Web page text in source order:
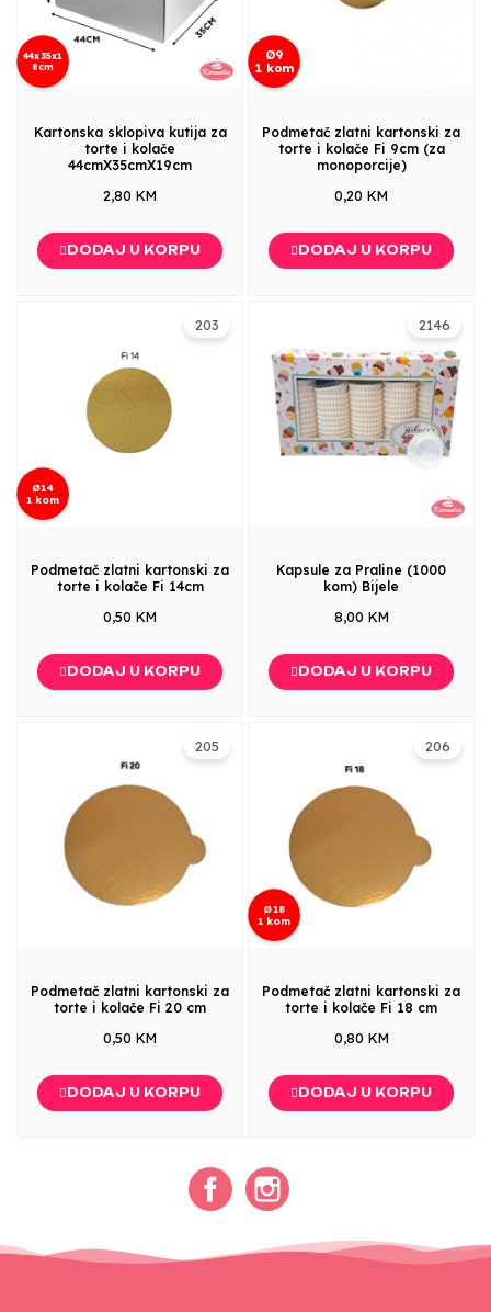
44x35x1
8cm
Kartonska sklopiva kutija za
torte i kolače
44cmX35cmX19cm
2,80 KM
DODAJ U KORPU
Ø9
1 kom
Podmetač zlatni kartonski za
torte i kolače Fi 9cm (za
monoporcije)
0,20 KM
DODAJ U KORPU
203
Ø14
1 kom
Podmetač zlatni kartonski za
torte i kolače Fi 14cm
0,50 KM
DODAJ U KORPU
2146
Kapsule za Praline (1000
kom) Bijele
8,00 KM
DODAJ U KORPU
205
Podmetač zlatni kartonski za
torte i kolače Fi 20 cm
0,50 KM
DODAJ U KORPU
206
Ø18
1 kom
Podmetač zlatni kartonski za
torte i kolače Fi 18 cm
0,80 KM
DODAJ U KORPU
Facebook